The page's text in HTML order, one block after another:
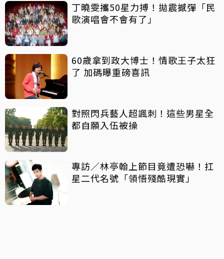
丁曉雯攜50星力搏！拋震撼彈「民
歌演唱會不會有了」
60歲拿到政大博士！情歌王子太狂
了 加碼曝重磅喜訊
對照閃兵藝人超諷刺！這些男星全
都自願入伍被操
專訪／林亭翰上節目竟遭恐嚇！扛
星二代名號「領悟殘酷現實」